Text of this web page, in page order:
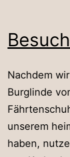
Nachdem
Burglinde
unserem
haben,